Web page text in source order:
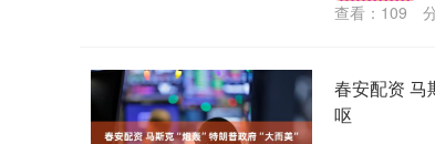
查看： 109
春安配资 马
呕